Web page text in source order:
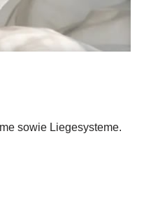
sowie Liegesysteme.